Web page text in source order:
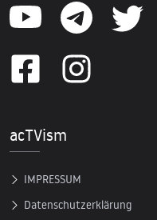
acTVism
IMPRESSUM
Datenschutzerklärung